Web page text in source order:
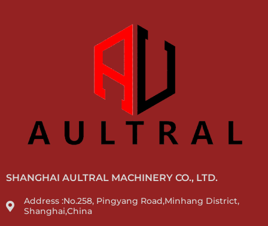
SHANGHAI AULTRAL MACHINERY CO., LTD.
Address :No.258, Pingyang Road,Minhang District,
Shanghai,China